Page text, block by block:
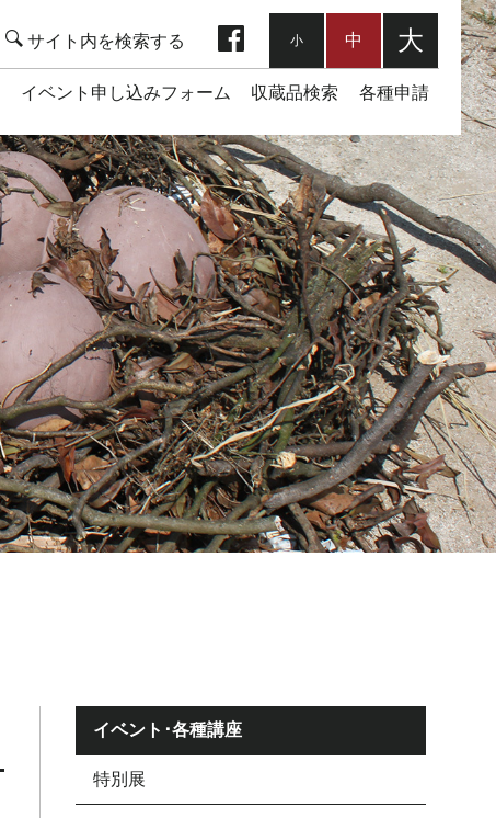
イベント申し込みフォーム 収蔵品検索 各種申請
小 中 大
イベント･各種講座
特別展